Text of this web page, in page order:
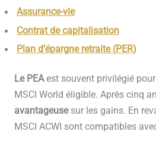
Assurance-vie
Contrat de capitalisation
Plan d’épargne retraite (PER)
Le PEAest souvent privilégié
MSCI World éligible. Après cinq
avantageusesur les gains. En
MSCI ACWI sont compatibles